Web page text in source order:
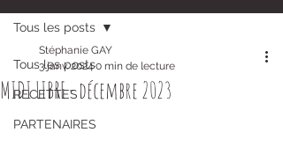
Tous les posts
RECETTES
PARTENAIRES
Tous les posts
MIDI LIBRE - décembre 2023
Stéphanie GAY
3 janv. 20240 min de lecture